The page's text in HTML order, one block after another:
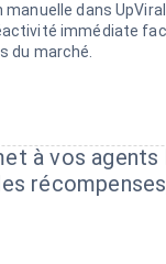
dans UpViral
immédiate
du marché.
à vos agents